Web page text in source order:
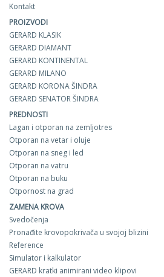
Kontakt
PROIZVODI
GERARD KLASIK
GERARD DIAMANT
GERARD KONTINENTAL
GERARD MILANO
GERARD KORONA ŠINDRA
GERARD SENATOR ŠINDRA
PREDNOSTI
Lagan i otporan na zemljotres
Otporan na vetar i oluje
Otporan na sneg i led
Otporan na vatru
Otporan na buku
Otpornost na grad
ZAMENA KROVA
Svedočenja
Pronađite krovopokrivača u svojoj blizini
Reference
Simulator i kalkulator
GERARD kratki animirani video klipovi